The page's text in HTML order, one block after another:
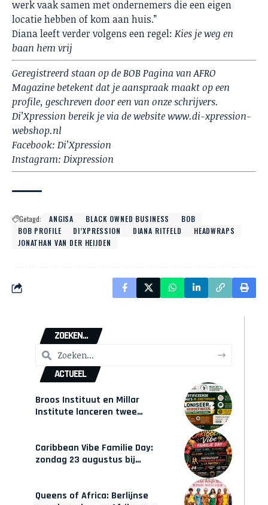
werk vaak samen met ondernemers die een eigen
locatie hebben of kom aan huis.”
Diana leeft verder volgens een regel: Kies je weg en
baan hem vrij
Geregistreerd staan op de BOB Pagina van AFRO
Magazine betekent dat je aanspraak maakt op een
profile, geschreven door een van onze schrijvers.
Di’Xpression bereik je via de website www.di-xpression-
webshop.nl
Facebook: Di’Xpression
Instagram: Dixpression
Getagd: ANGISA BLACK OWNED BUSINESS
BOB
BOB PROFILE
DI’XPRESSION DIANA RITFELD
HEADWRAPS
JONATHAN VAN DER HEIJDEN
ZOEKEN...
ACTUEEL
Broos Instituut en Millar
Institute lanceren twee
Caribbean Vibe Familie Day:
zondag 23 augustus bij
Queens of Africa: Berlijnse